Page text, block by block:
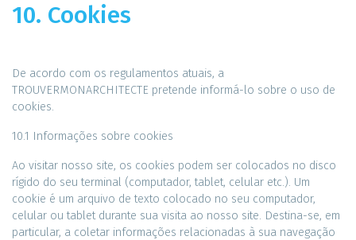
10. Cookies
De acordo com os regulamentos atuais, a
TROUVERMONARCHITECTE pretende informá-lo sobre o uso de
cookies.
10.1 Informações sobre cookies
Ao visitar nosso site, os cookies podem ser colocados no disco
rígido do seu terminal (computador, tablet, celular etc.). Um
cookie é um arquivo de texto colocado no seu computador,
celular ou tablet durante sua visita ao nosso site. Destina-se, em
particular, a coletar informações relacionadas à sua navegação